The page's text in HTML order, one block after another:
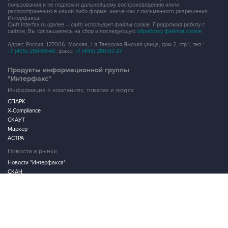
пользования и не подлежит дальнейшему воспроизведению и/или
распространению в какой-либо форме, иначе как с письменного разрешения
Интерфакса.
Сайт Interfax.ru (далее – сайт) использует файлы cookie. Продолжая работу с
сайтом, Вы соглашаетесь на сбор и последующую обработку файлов cookie.
Адрес: Россия, 127006, Москва, 1-я Тверская-Ямская улица, дом 2, стр.1, тел.:
+7 (499) 250-98-40, факс: +7 (499) 250-97-27
Продукты информационной группы
"Интерфакс"
Информация о компаниях, товарах и людях
СПАРК
X-Compliance
СКАУТ
Маркер
АСТРА
Новости и рынки
Новости "Интерфакса"
СКАН